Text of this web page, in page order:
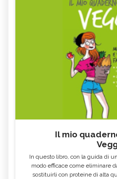
Il mio
In questo libro, con la guida di
modo efficace come eliminare
sostituirli con proteine di alta